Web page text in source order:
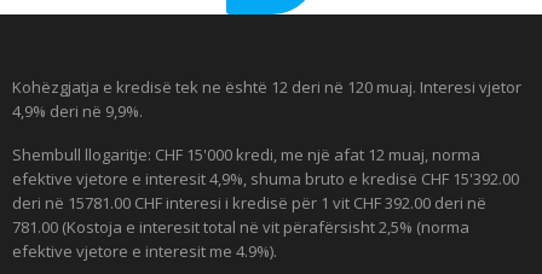
Kohëzgjatja e kredisë tek ne është 12 deri në 120 muaj. Interesi vjetor
4,9% deri në 9,9%.
Shembull llogaritje: CHF 15'000 kredi, me një afat 12 muaj, norma
efektive vjetore e interesit 4,9%, shuma bruto e kredisë CHF 15'392.00
deri në 15781.00 CHF interesi i kredisë për 1 vit CHF 392.00 deri në
781.00 (Kostoja e interesit total në vit përafërsisht 2,5% (norma
efektive vjetore e interesit me 4.9%).